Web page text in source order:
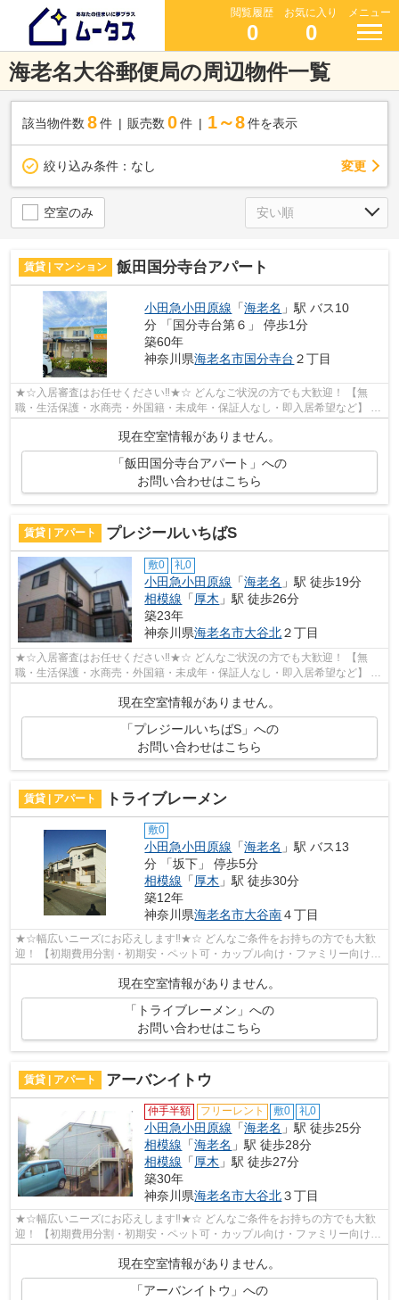
閲覧履歴
0
お気に入り
0
メニュー
海老名大谷郵便局の周辺物件一覧
該当物件数 8件 販売数 0 件 1～8 件を表示
絞り込み条件： なし 変更
空室のみ
賃貸 | マンション 飯田国分寺台アパート
小田急小田原線 「海老名 」駅 バス10
分 「国分寺台第６」 停歩1分
築60年
神奈川県海老名市国分寺台 ２丁目
★☆入居審査はお任せください‼★☆ どんなご状況の方でも大歓迎！ 【無
職・生活保護・水商売・外国籍・未成年・保証人なし・即入居希望など】 ネ
ット非公開の物件からもお探し致します‼ ...
現在空室情報がありません。
「飯田国分寺台アパート」への
お問い合わせはこちら
賃貸 | アパート プレジールいちばS
敷0 礼0
小田急小田原線 「海老名 」駅 徒歩19分
相模線 「厚木 」駅 徒歩26分
築23年
神奈川県海老名市大谷北２丁目
★☆入居審査はお任せください‼★☆ どんなご状況の方でも大歓迎！ 【無
職・生活保護・水商売・外国籍・未成年・保証人なし・即入居希望など】 ネ
現在空室情報がありません。
「プレジールいちばS」への
お問い合わせはこちら
賃貸 | アパート トライブレーメン
敷0
小田急小田原線 「海老名 」駅 バス13
分 「坂下」 停歩5分
相模線 「厚木 」駅 徒歩30分
築12年
神奈川県海老名市大谷南４丁目
★☆幅広いニーズにお応えします‼★☆ どんなご条件をお持ちの方でも大歓
迎！ 【初期費用分割・初期安・ペット可・カップル向け・ファミリー向け・
新築・デザイナーズなど】 ネット非公開...
現在空室情報がありません。
「トライブレーメン」への
お問い合わせはこちら
賃貸 | アパート アーバンイトウ
仲手半額 フリーレント 敷0 礼0
小田急小田原線 「海老名 」駅 徒歩25分
相模線 「海老名 」駅 徒歩28分
相模線 「厚木 」駅 徒歩27分
築30年
神奈川県海老名市大谷北３丁目
★☆幅広いニーズにお応えします‼★☆ どんなご条件をお持ちの方でも大歓
迎！ 【初期費用分割・初期安・ペット可・カップル向け・ファミリー向け・
現在空室情報がありません。
「アーバンイトウ」への